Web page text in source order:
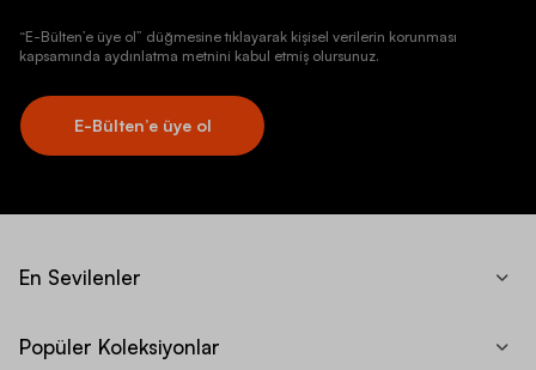
“E-Bülten’e üye ol” düğmesine tıklayarak kişisel verilerin korunması
kapsamında aydınlatma metnini kabul etmiş olursunuz.
E-Bülten’e üye ol
En Sevilenler
Popüler Koleksiyonlar